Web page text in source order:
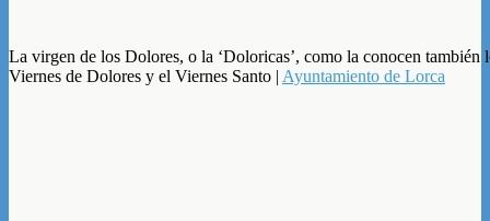
La virgen de los Dolores, o la ‘Doloricas’, como la conocen también
Viernes de Dolores y el Viernes Santo | Ayuntamiento de Lorca